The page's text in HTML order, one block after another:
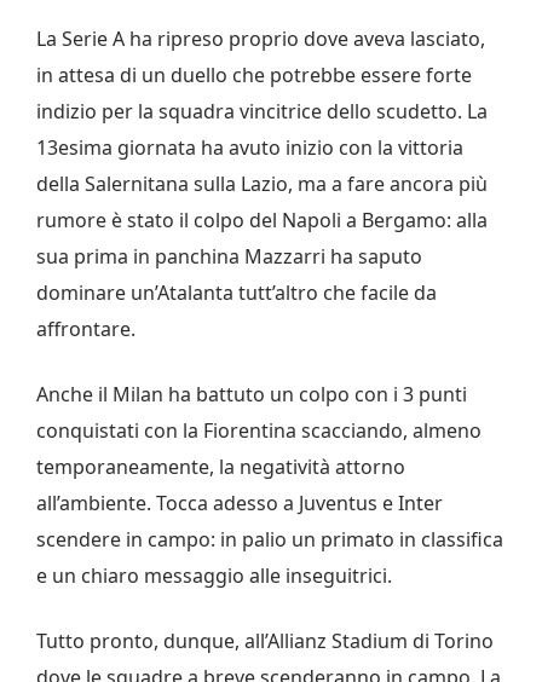
La Serie A ha ripreso proprio dove aveva lasciato,
in attesa di un duello che potrebbe essere forte
indizio per la squadra vincitrice dello scudetto. La
13esima giornata ha avuto inizio con la vittoria
della Salernitana sulla Lazio, ma a fare ancora più
rumore è stato il colpo del Napoli a Bergamo: alla
sua prima in panchina Mazzarri ha saputo
dominare un’Atalanta tutt’altro che facile da
affrontare.
Anche il Milan ha battuto un colpo con i 3 punti
conquistati con la Fiorentina scacciando, almeno
temporaneamente, la negatività attorno
all’ambiente. Tocca adesso a Juventus e Inter
scendere in campo: in palio un primato in classifica
e un chiaro messaggio alle inseguitrici.
Tutto pronto, dunque, all’Allianz Stadium di Torino